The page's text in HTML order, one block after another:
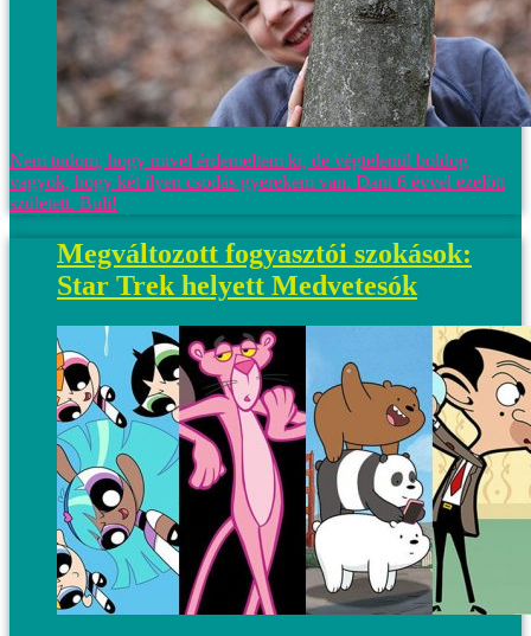
Nem tudom, hogy mivel érdemeltem ki, de végtelenül boldog
vagyok, hogy két ilyen csodás gyerekem van. Dani 6 évvel ezelőtt
született. Buli!
Megváltozott fogyasztói szokások:
Star Trek helyett Medvetesók